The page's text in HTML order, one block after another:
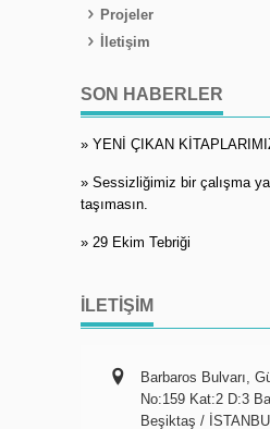
Projeler
İletişim
SON HABERLER
» YENİ ÇIKAN
» Sessizliğimiz bir çalışma
taşımasın.
» 29 Ekim Tebriği
İLETIŞIM
Barbaros Bulvarı,
No:159 Kat:2 D:3
Beşiktaş /